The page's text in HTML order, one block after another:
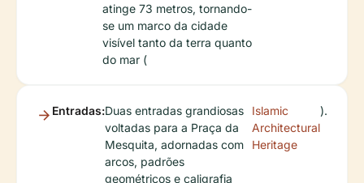
atinge 73 metros, tornando-
se um marco da cidade
visível tanto da terra quanto
do mar (
Entradas:Duas entradas grandiosas
voltadas para a Praça da
Mesquita, adornadas com
arcos, padrões
geométricos e caligrafia
Islamic
Architectural
Heritage
).